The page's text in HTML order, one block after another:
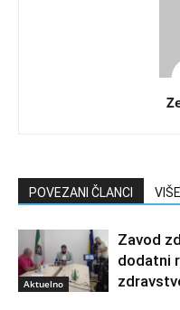
POVEZANI ČLANCI
Aktuelno
Zavod
dodatni